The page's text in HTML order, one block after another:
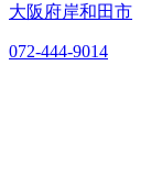
大阪府岸和田市
072-444-9014